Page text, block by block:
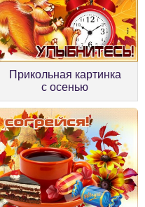
Прикольная картинка
с осенью